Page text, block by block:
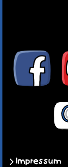
Impressum